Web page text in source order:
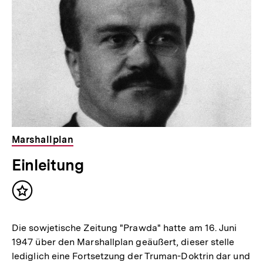
Marshallplan
Einleitung
Inhalt
Die sowjetische Zeitung "Prawda" hatte am 16. Juni
1947 über den Marshallplan geäußert, dieser stelle
lediglich eine Fortsetzung der Truman-Doktrin dar und